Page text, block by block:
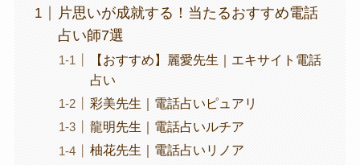
片思いが成就する！当たるおすすめ電話
占い師7選
【おすすめ】麗愛先生｜エキサイト電話
占い
彩美先生｜電話占いピュアリ
龍明先生｜電話占いルチア
柚花先生｜電話占いリノア